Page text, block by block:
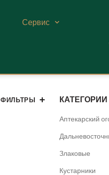
Сервис
КАТЕГОРИИ
Аптекарский
Злаковые
Кустарники
ФИЛЬТРЫ